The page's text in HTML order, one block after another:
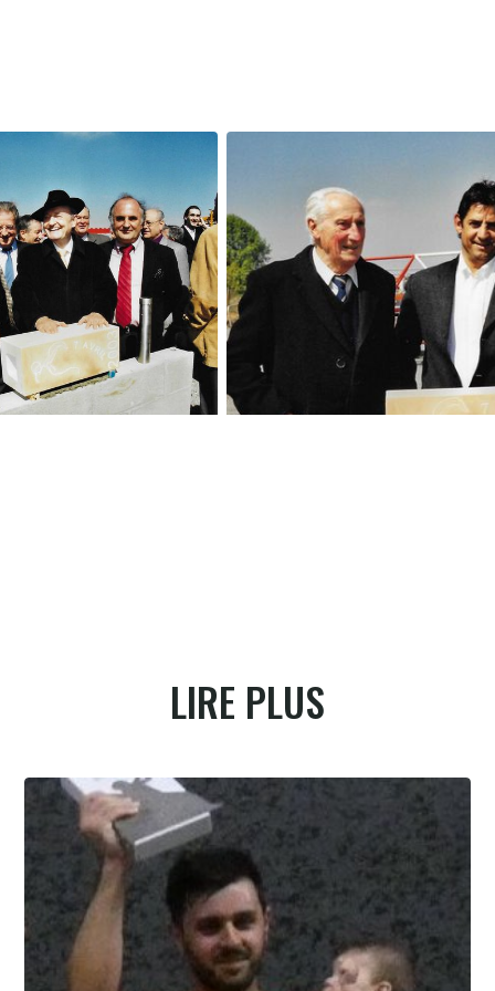
LIRE PLUS